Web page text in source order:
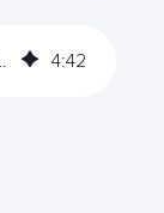
da HubSpot 4:42